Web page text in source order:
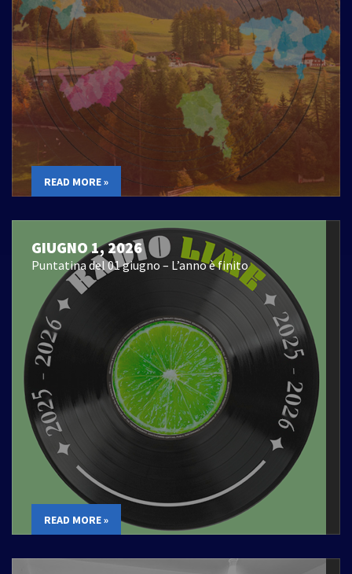
READ MORE »
GIUGNO 1, 2026
Puntatina del 01 giugno – L’anno è finito
READ MORE »